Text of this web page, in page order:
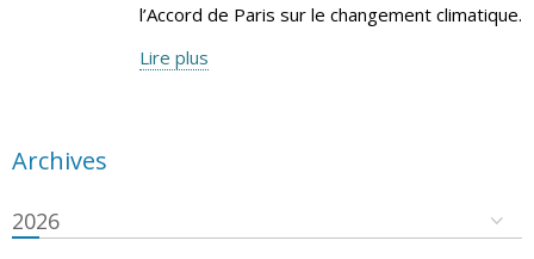
l’Accord de Paris sur le changement climatique.
Lire plus
Archives
2026